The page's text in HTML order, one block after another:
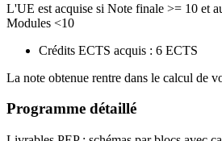
L'UE est acquise si Note finale >= 10 et
Modules <10
Crédits ECTS acquis : 6 ECTS
La note obtenue rentre dans le calcul de
Programme détaillé